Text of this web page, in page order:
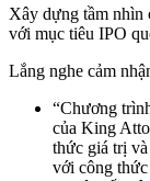
Xây dựng tầm nhìn
với mục tiêu IPO
Lắng nghe cảm
“Chương
của King
thức giá trị
với công